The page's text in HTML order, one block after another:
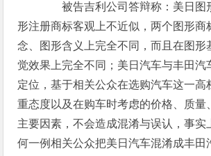
被告吉利公司答辩称：美日图
形注册商标客观上不近似，两个图形商
念、图形含义上完全不同，而且在图形
觉效果上完全不同；美日汽车与丰田汽
定位，基于相关公众在选购汽车这一高
重态度以及在购车时考虑的价格、质量
主要因素，不会造成混淆与误认，事实
何一例相关公众把美日汽车混淆成丰田